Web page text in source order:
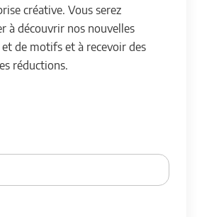
créative. Vous serez
à découvrir nos nouvelles
de motifs et à recevoir des
réductions.